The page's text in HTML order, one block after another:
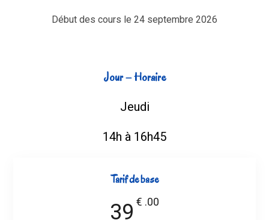
Début des cours le 24 septembre 2026
Jour – Horaire
Jeudi
14h à 16h45
Tarif de base
39 € .00